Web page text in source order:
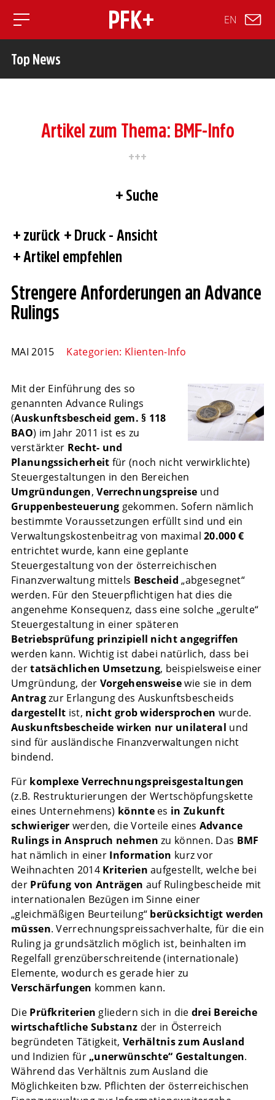
Toggle mobile navigation
EN
Top News
Artikel zum Thema: BMF-Info
Suche
zurück
Druck - Ansicht
Artikel empfehlen
Strengere Anforderungen an Advance
Rulings
MAI 2015 Kategorien: Klienten-Info
Mit der Einführung des so
genannten Advance Rulings
(Auskunftsbescheid gem. § 118
BAO) im Jahr 2011 ist es zu
verstärkter Recht- und
Planungssicherheit für (noch nicht verwirklichte)
Steuergestaltungen in den Bereichen
Umgründungen,Verrechnungspreise und
Gruppenbesteuerung gekommen. Sofern nämlich
bestimmte Voraussetzungen erfüllt sind und ein
Verwaltungskostenbeitrag von maximal20.000 €
entrichtet wurde, kann eine geplante
Steuergestaltung von der österreichischen
Finanzverwaltung mittels Bescheid „abgesegnet“
werden. Für den Steuerpflichtigen hat dies die
angenehme Konsequenz, dass eine solche „gerulte“
Steuergestaltung in einer späteren
Betriebsprüfung prinzipiell nicht angegriffen
werden kann. Wichtig ist dabei natürlich, dass bei
dertatsächlichen Umsetzung, beispielsweise einer
Umgründung, der Vorgehensweisewie sie in dem
Antragzur Erlangung des Auskunftsbescheids
dargestellt ist, nicht grob widersprochen wurde.
Auskunftsbescheide wirken nur unilateral und
sind für ausländische Finanzverwaltungen nicht
bindend.
Für komplexe Verrechnungspreisgestaltungen
(z.B. Restrukturierungen der Wertschöpfungskette
eines Unternehmens) könntees in Zukunft
schwieriger werden, die Vorteile eines Advance
Rulings in Anspruch nehmen zu können. Das BMF
hat nämlich in einer Information kurz vor
Weihnachten 2014 Kriterien aufgestellt, welche bei
der Prüfung von Anträgen auf Rulingbescheide mit
internationalen Bezügen im Sinne einer
„gleichmäßigen Beurteilung“ berücksichtigt werden
müssen. Verrechnungspreissachverhalte, für die ein
Ruling ja grundsätzlich möglich ist, beinhalten im
Regelfall grenzüberschreitende (internationale)
Elemente, wodurch es gerade hier zu
Verschärfungen kommen kann.
Die Prüfkriterien gliedern sich in die drei Bereiche
wirtschaftliche Substanz der in Österreich
begründeten Tätigkeit, Verhältnis zum Ausland
und Indizien für „unerwünschte“ Gestaltungen.
Während das Verhältnis zum Ausland die
Möglichkeiten bzw. Pflichten der österreichischen